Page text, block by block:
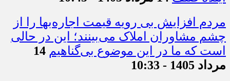
مردم افزایش بی رویه قیمت اجاره‌بها را از
چشم مشاوران املاک می‌بینند؛ این در حالی
است که ما در این موضوع بی‌گناهیم 14
مرداد 1405 - 10:33